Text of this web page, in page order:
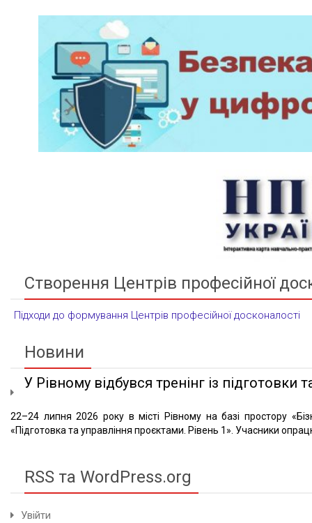
Створення Центрів професійної
Підходи до формування Центрів професійної досконалості
Новини
У Рівному відбувся тренінг із підготовки
22–24 липня 2026 року в місті Рівному на базі простору
«Підготовка та управління проєктами. Рівень 1». Учасники
RSS та WordPress.org
Увійти